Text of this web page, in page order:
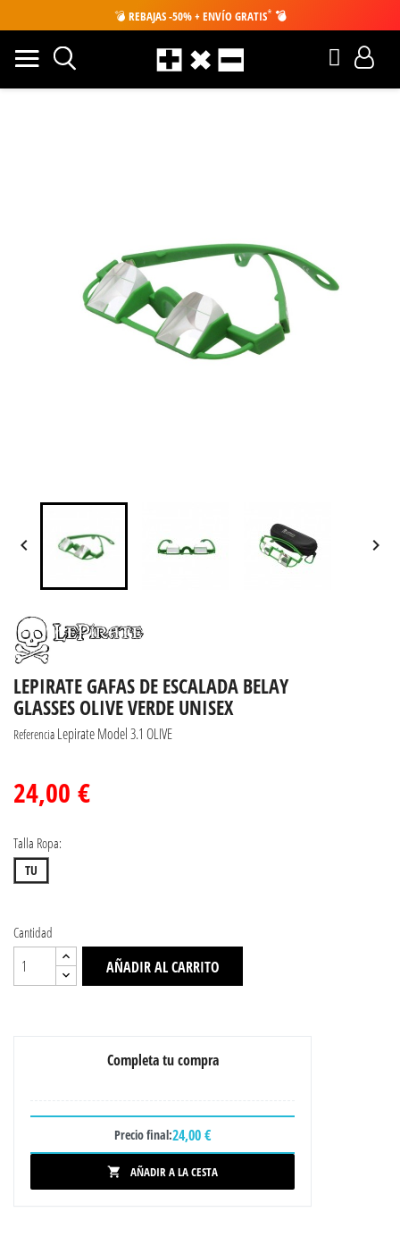
💣 REBAJAS -50% + ENVÍO GRATIS* 💣
 
LEPIRATE GAFAS DE ESCALADA BELAY
GLASSES OLIVE VERDE UNISEX
Referencia Lepirate Model 3.1 OLIVE
24,00 €
Talla Ropa:
TU
Cantidad
AÑADIR AL CARRITO
Completa tu compra
Precio final:24,00 €
 AÑADIR A LA CESTA